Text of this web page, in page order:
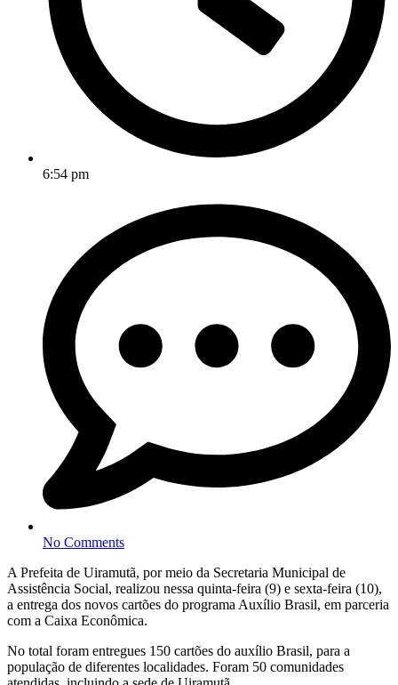
6:54 pm
No Comments
A Prefeita de Uiramutã, por meio da Secretaria Municipal de
Assistência Social, realizou nessa quinta-feira (9) e sexta-feira (10),
a entrega dos novos cartões do programa Auxílio Brasil, em parceria
com a Caixa Econômica.
No total foram entregues 150 cartões do auxílio Brasil, para a
população de diferentes localidades. Foram 50 comunidades